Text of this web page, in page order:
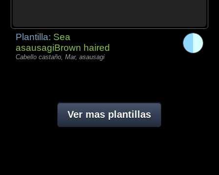
Plantilla: Sea
asausagiBrown haired
Cabello castaño, Mar, asausagi
Ver mas plantillas